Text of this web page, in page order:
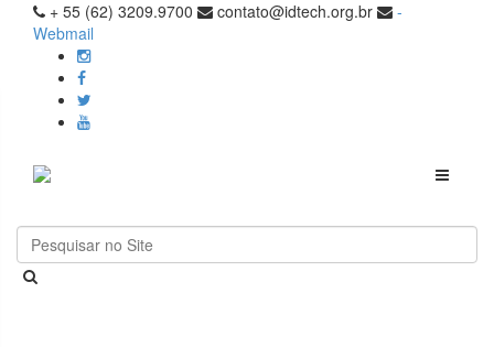
+ 55 (62) 3209.9700 contato@idtech.org.br
-
Webmail
Toggle